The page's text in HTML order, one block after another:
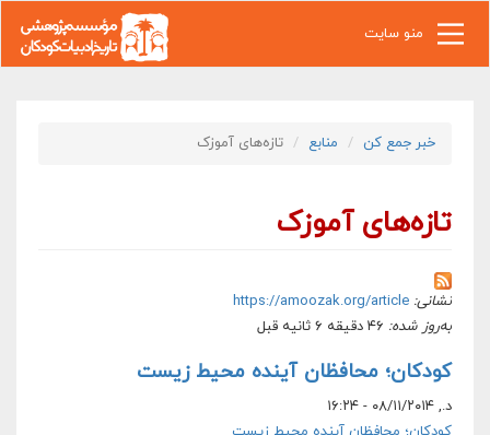
منو سایت
خبر جمع کن منابع تازه‌های آموزک
تازه‌های آموزک
نشانی: https://amoozak.org/article
به‌روز شده:
کودکان؛ محافظان آینده محیط زیست
د., ۰۸/۱۱/۲۰۱۴ - ۱۶:۲۴